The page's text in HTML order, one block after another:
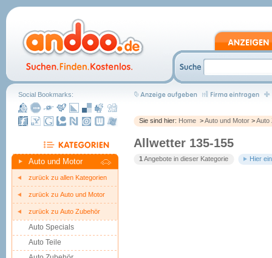
Sie sind hier: Home >Auto und Motor >Auto
Allwetter 135-155
1 Angebote in dieser Kategorie Hier
Social Bookmarks:
Auto und Motor
zurück zu allen Kategorien
zurück zu Auto und Motor
zurück zu Auto Zubehör
Auto Specials
Auto Teile